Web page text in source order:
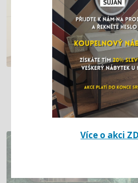
ROHOVÁ
S ÚLOŽNÝMI
Více o akci